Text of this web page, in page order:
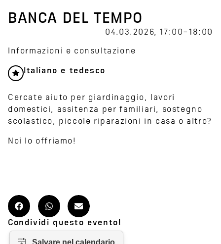
BANCA DEL TEMPO
04.03.2026, 17:00–18:00
Informazioni e consultazione
Italiano e tedesco
Cercate aiuto per giardinaggio, lavori
domestici, assitenza per familiari, sostegno
scolastico, piccole riparazioni in casa o altro?
Noi lo offriamo!
Condividi questo evento!